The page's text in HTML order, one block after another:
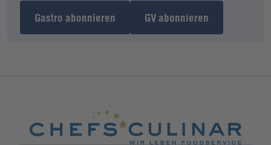
Gastro abonnieren GV abonnieren